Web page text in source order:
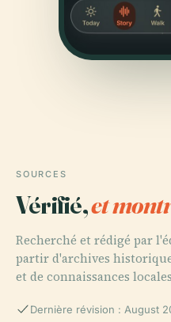
SOURCES
Vérifié,et
Recherché et rédigé par
partir d'archives
et de connaissances
Dernière révision : August